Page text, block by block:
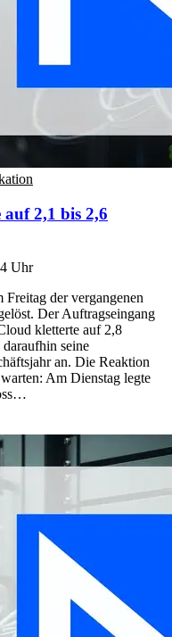
2,1 bis 2,6
Uhr
der vergangenen
Der Auftragseingang
kletterte auf 2,8
seine
an. Die Reaktion
Am Dienstag legte